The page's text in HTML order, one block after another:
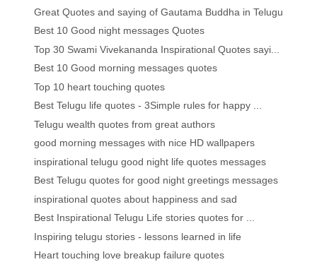
Great Quotes and saying of Gautama Buddha in Telugu
Best 10 Good night messages Quotes
Top 30 Swami Vivekananda Inspirational Quotes sayi...
Best 10 Good morning messages quotes
Top 10 heart touching quotes
Best Telugu life quotes - 3Simple rules for happy ...
Telugu wealth quotes from great authors
good morning messages with nice HD wallpapers
inspirational telugu good night life quotes messages
Best Telugu quotes for good night greetings messages
inspirational quotes about happiness and sad
Best Inspirational Telugu Life stories quotes for ...
Inspiring telugu stories - lessons learned in life
Heart touching love breakup failure quotes